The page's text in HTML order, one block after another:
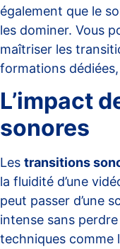
également que le
les dominer. Vous
maîtriser les
formations
L’impact
sonores
Les transitions
la fluidité d’une
peut passer d’une
intense sans perdre
techniques comme